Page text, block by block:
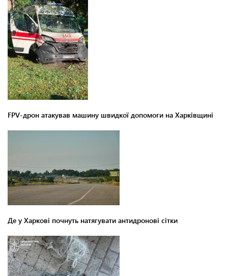
FPV-дрон атакував машину швидкої допомоги на Харківщині
Де у Харкові почнуть натягувати антидронові сітки